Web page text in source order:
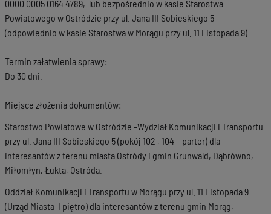
0000 0005 0164 4789, lub bezpośrednio w kasie Starostwa
Powiatowego w Ostródzie przy ul. Jana III Sobieskiego 5
(odpowiednio w kasie Starostwa w Morągu przy ul. 11 Listopada 9)
Termin załatwienia sprawy:
Do 30 dni.
Miejsce złożenia dokumentów:
Starostwo Powiatowe w Ostródzie -Wydział Komunikacji i Transportu
przy ul. Jana III Sobieskiego 5 (pokój 102 , 104 – parter) dla
interesantów z terenu miasta Ostródy i gmin Grunwald, Dąbrówno,
Miłomłyn, Łukta, Ostróda.
Oddział Komunikacji i Transportu w Morągu przy ul. 11 Listopada 9
(Urząd Miasta I piętro) dla interesantów z terenu gmin Morąg,